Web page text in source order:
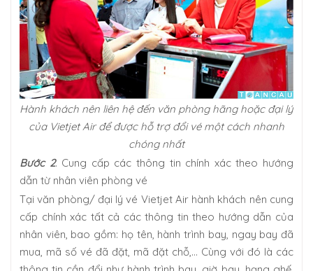
Hành khách nên liên hệ đến văn phòng hãng hoặc đại lý
của Vietjet Air để được hỗ trợ đổi vé một cách nhanh
chóng nhất
Bước 2. Cung cấp các thông tin chính xác theo hướng
dẫn từ nhân viên phòng vé
Tại văn phòng/ đại lý vé Vietjet Air hành khách nên cung
cấp chính xác tất cả các thông tin theo hướng dẫn của
nhân viên, bao gồm: họ tên, hành trình bay, ngay bay đã
mua, mã số vé đã đặt, mã đặt chỗ,… Cùng với đó là các